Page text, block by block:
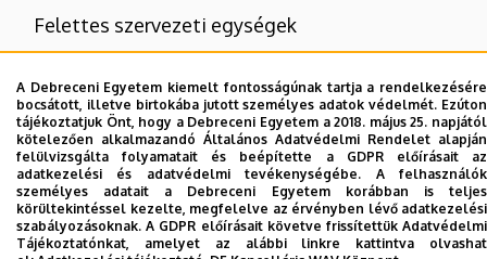
Felettes szervezeti egységek
Hallgatói Kapcsolatok és Szolgáltatások Központja
Egyetemi Kollégiumi Igazgatóság
Nincs találat.
A Debreceni Egyetem kiemelt fontosságúnak tartja a rendelkezésére
bocsátott, illetve birtokába jutott személyes adatok védelmét. Ezúton
tájékoztatjuk Önt, hogy a Debreceni Egyetem a 2018. május 25. napjától
kötelezően alkalmazandó Általános Adatvédelmi Rendelet alapján
felülvizsgálta folyamatait és beépítette a GDPR előírásait az
adatkezelési és adatvédelmi tevékenységébe. A felhasználók
személyes adatait a Debreceni Egyetem korábban is teljes
körültekintéssel kezelte, megfelelve az érvényben lévő adatkezelési
szabályozásoknak. A GDPR előírásait követve frissítettük Adatvédelmi
Tájékoztatónkat, amelyet az alábbi linkre kattintva olvashat